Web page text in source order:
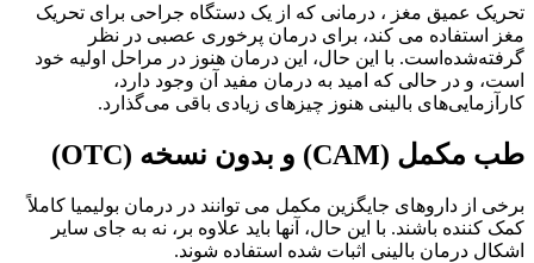
تحریک عمیق مغز ، درمانی که از یک دستگاه جراحی برای تحریک
مغز استفاده می کند، برای درمان پرخوری عصبی در نظر
گرفته‌شده‌است. با این حال، این درمان هنوز در مراحل اولیه خود
است، و در حالی که امید به درمان مفید آن وجود دارد،
کارآزمایی‌های بالینی هنوز چیزهای زیادی باقی می‌گذارد.
طب مکمل (CAM) و بدون نسخه (OTC)
برخی از داروهای جایگزین مکمل می توانند در درمان بولیمیا کاملاً
کمک کننده باشند. با این حال، آنها باید علاوه بر، نه به جای سایر
اشکال درمان بالینی اثبات شده استفاده شوند.